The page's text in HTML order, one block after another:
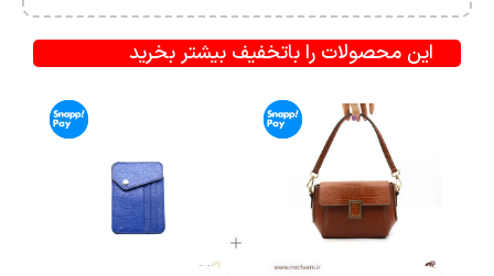
این محصولات را باتخفیف بیشتر بخرید